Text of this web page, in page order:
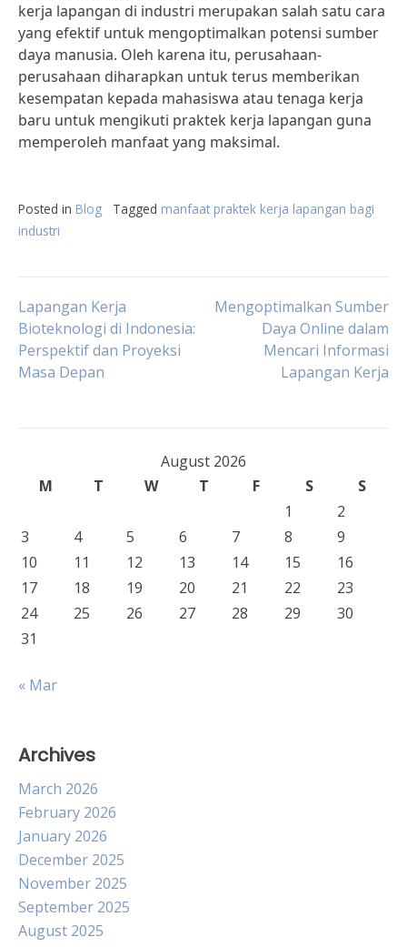
kerja lapangan di industri merupakan salah satu cara
yang efektif untuk mengoptimalkan potensi sumber
daya manusia. Oleh karena itu, perusahaan-
perusahaan diharapkan untuk terus memberikan
kesempatan kepada mahasiswa atau tenaga kerja
baru untuk mengikuti praktek kerja lapangan guna
memperoleh manfaat yang maksimal.
Posted in Blog Tagged manfaat praktek kerja lapangan bagi
industri
Post
navigation
Lapangan Kerja
Bioteknologi di Indonesia:
Perspektif dan Proyeksi
Masa Depan
Mengoptimalkan Sumber
Daya Online dalam
Mencari Informasi
Lapangan Kerja
August 2026
M
T W T F S
S
1
2
3
4 5 6 7 8
9
10
11 12 13 14 15
16
17
18 19 20 21 22
23
24
25 26 27 28 29
30
31
« Mar
Archives
March 2026
February 2026
January 2026
December 2025
November 2025
September 2025
August 2025